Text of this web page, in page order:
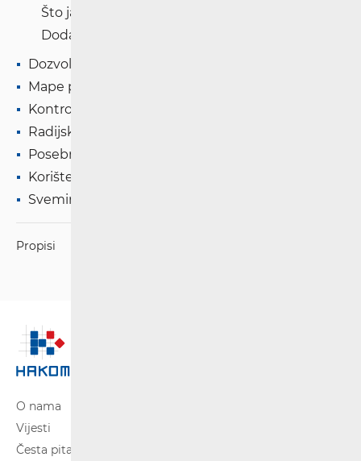
Što ja mogu učiniti?
Dodatni resursi
Dozvole
Mape pokrivenosti
Kontrola spektra
Radijska oprema
Posebna ovlaštenja
Korištenje WAS/RLAN radijske opreme
Svemirske radijske komunikacije
Propisi
O nama
Vijesti
Česta pitanja